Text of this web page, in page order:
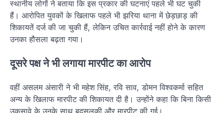
स्थानीय लोगों ने बताया कि इस प्रकार की घटनाएं पहले भी घट चुकी
हैं। आरोपित युवकों के खिलाफ पहले भी झरिया थाना में छेड़छाड़ की
शिकायतें दर्ज की जा चुकी हैं, लेकिन उचित कार्रवाई नहीं होने के कारण
उनका हौसला बढ़ता गया।
दूसरे पक्ष ने भी लगाया मारपीट का आरोप
वहीं असलम अंसारी ने भी महेश सिंह, रवि साव, डोमन विश्वकर्मा सहित
अन्य के खिलाफ मारपीट की शिकायत दी है। उन्होंने कहा कि बिना किसी
उकसावे के उनके साथ बदसलूकी और मारपीट की गई।